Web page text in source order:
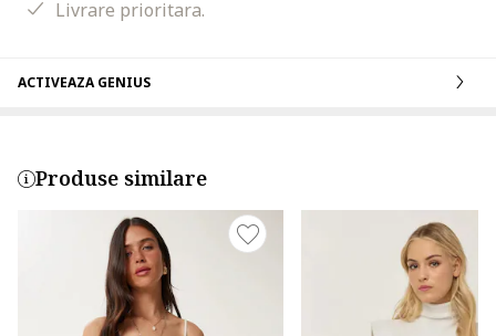
Livrare prioritara.
ACTIVEAZA GENIUS
Produse similare